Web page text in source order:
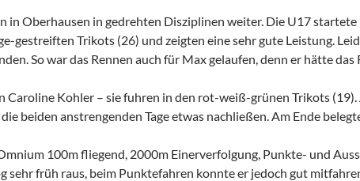
in Oberhausen in gedrehten Disziplinen weiter. Die U17
gestreiften Trikots (26) und zeigten eine sehr gute Leistung.
So war das Rennen auch für Max gelaufen, denn er hätte
Caroline Kohler – sie fuhren in den rot-weiß-grünen Trikots
beiden anstrengenden Tage etwas nachließen. Am Ende
100m fliegend, 2000m Einerverfolgung, Punkte- und
sehr früh raus, beim Punktefahren konnte er jedoch gut